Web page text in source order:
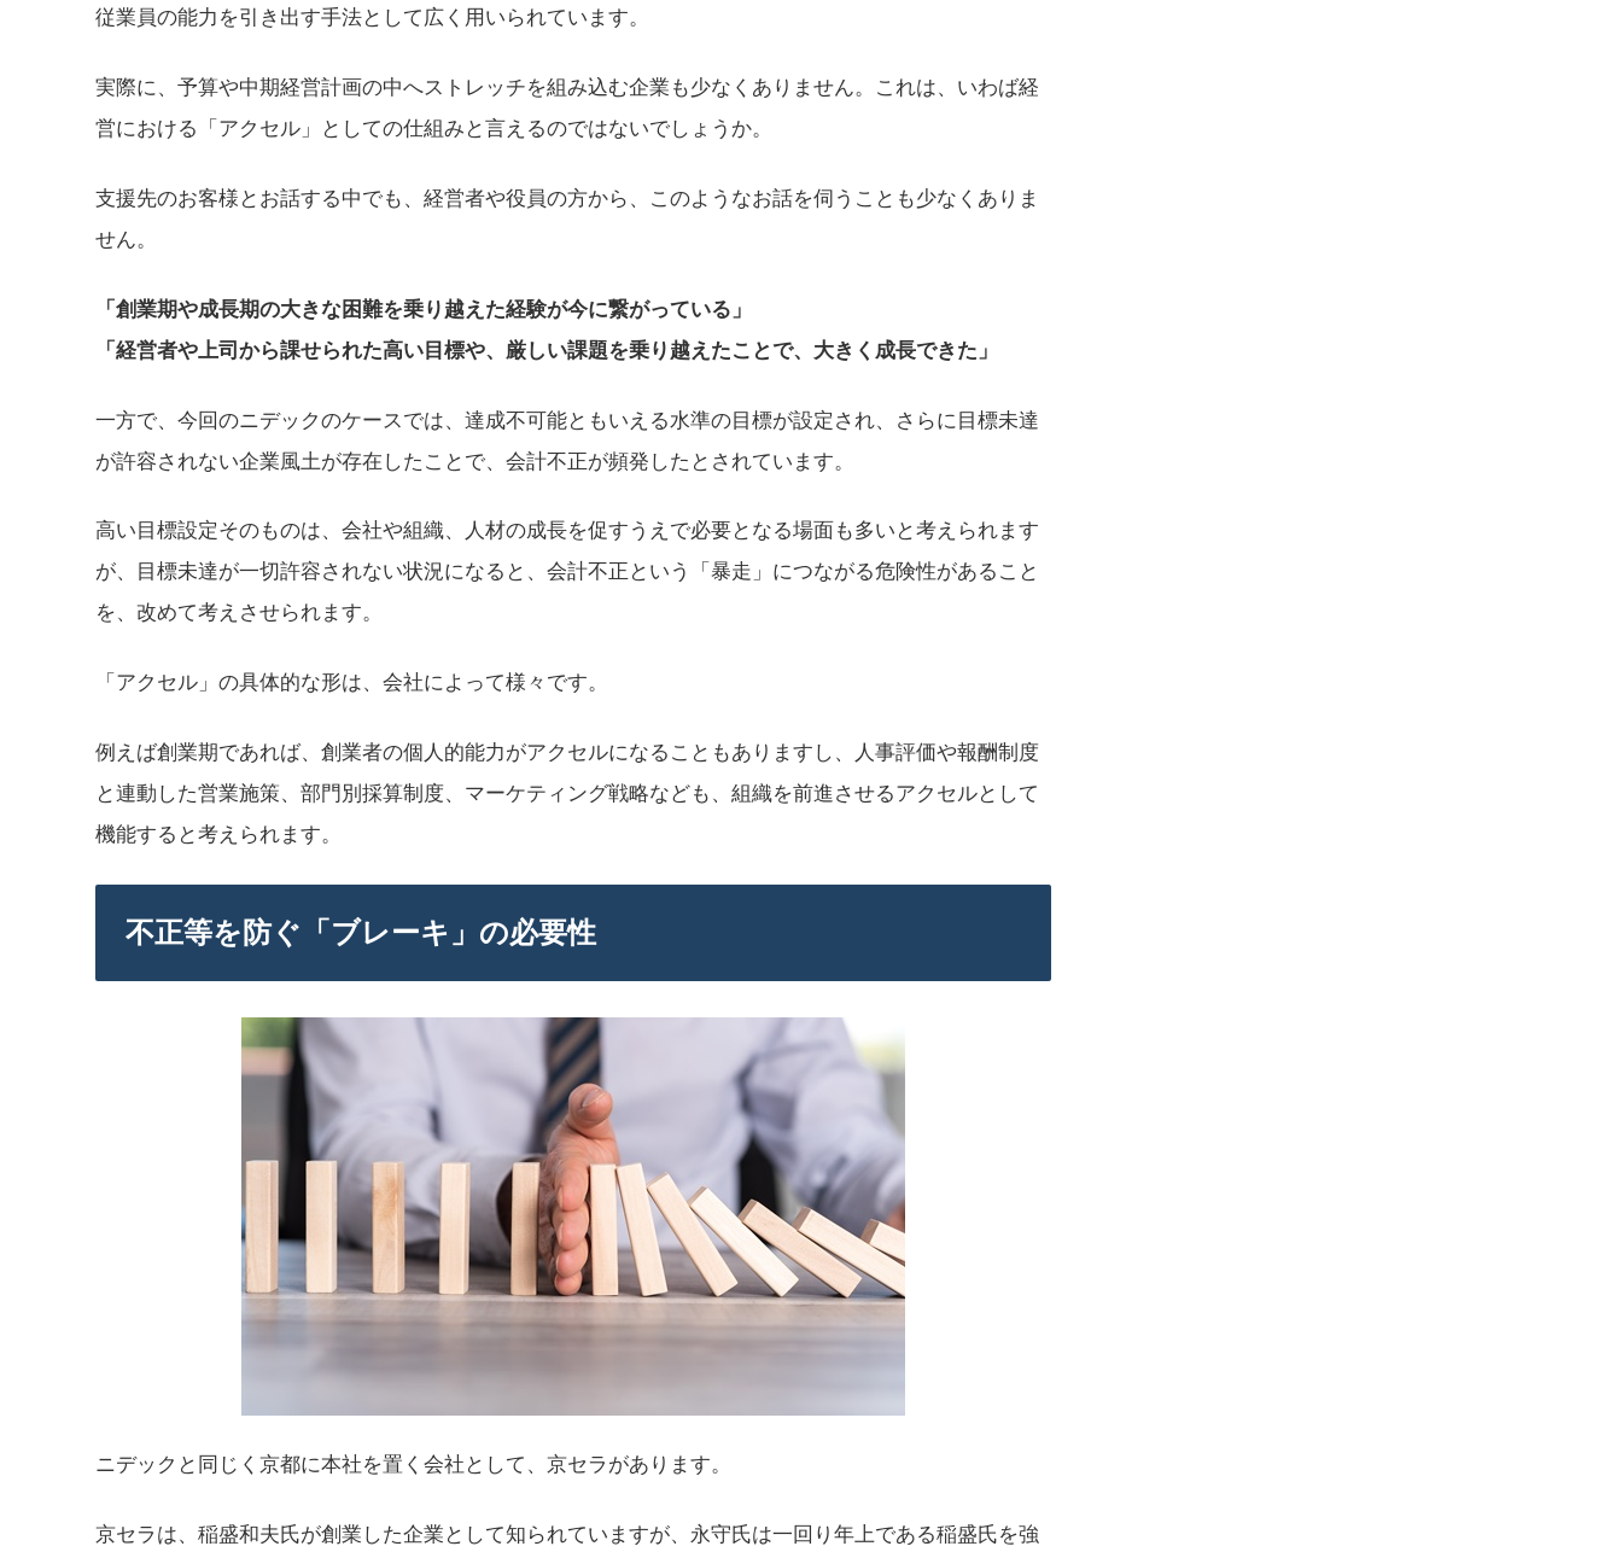
従業員の能力を引き出す手法として広く用いられています。
実際に、予算や中期経営計画の中へストレッチを組み込む企業も少なくありません。これは、いわば経
営における「アクセル」としての仕組みと言えるのではないでしょうか。
支援先のお客様とお話する中でも、経営者や役員の方から、このようなお話を伺うことも少なくありま
せん。
「創業期や成長期の大きな困難を乗り越えた経験が今に繋がっている」
「経営者や上司から課せられた高い目標や、厳しい課題を乗り越えたことで、大きく成長できた」
一方で、今回のニデックのケースでは、達成不可能ともいえる水準の目標が設定され、さらに目標未達
が許容されない企業風土が存在したことで、会計不正が頻発したとされています。
高い目標設定そのものは、会社や組織、人材の成長を促すうえで必要となる場面も多いと考えられます
が、目標未達が一切許容されない状況になると、会計不正という「暴走」につながる危険性があること
を、改めて考えさせられます。
「アクセル」の具体的な形は、会社によって様々です。
例えば創業期であれば、創業者の個人的能力がアクセルになることもありますし、人事評価や報酬制度
と連動した営業施策、部門別採算制度、マーケティング戦略なども、組織を前進させるアクセルとして
機能すると考えられます。
不正等を防ぐ「ブレーキ」の必要性
ニデックと同じく京都に本社を置く会社として、京セラがあります。
京セラは、稲盛和夫氏が創業した企業として知られていますが、永守氏は一回り年上である稲盛氏を強